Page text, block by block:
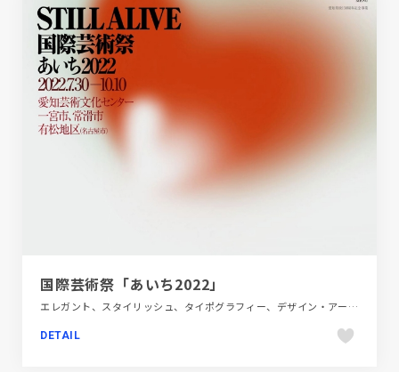
国際芸術祭「あいち2022」
エレガント、スタイリッシュ、タイポグラフィー、デザイン・アート・音楽・文芸、ブランド・サービスサイト、ポップ、レッド系、商業施設・レジャー、地域・団体・活動、大きめ写真、施設・店舗サイト、旅行・ホテル・観光
DETAIL